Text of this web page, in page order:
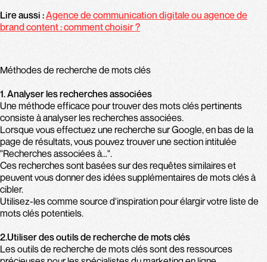
Lire aussi :Agence de communication digitale ou agence de
brand content : comment choisir ?
Méthodes de recherche de mots clés
1. Analyser les recherches associées
Une méthode efficace pour trouver des mots clés pertinents
consiste à analyser les recherches associées.
Lorsque vous effectuez une recherche sur Google, en bas de la
page de résultats, vous pouvez trouver une section intitulée
"Recherches associées à...".
Ces recherches sont basées sur des requêtes similaires et
peuvent vous donner des idées supplémentaires de mots clés à
cibler.
Utilisez-les comme source d'inspiration pour élargir votre liste de
mots clés potentiels.
2.Utiliser des outils de recherche de mots clés
Les outils de recherche de mots clés sont des ressources